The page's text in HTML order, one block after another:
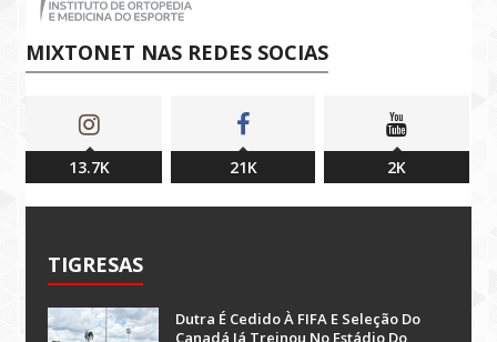
MIXTONET NAS REDES SOCIAS
13.7K 21K 2K
TIGRESAS
Dutra É Cedido À FIFA E Seleção Do
Canadá Já Treinou No Estádio Do